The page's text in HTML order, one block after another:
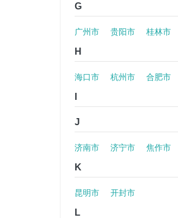
G
广州市 贵阳市 桂林市
H
海口市 杭州市 合肥市
J
济南市 济宁市 焦作市
K
昆明市 开封市
L